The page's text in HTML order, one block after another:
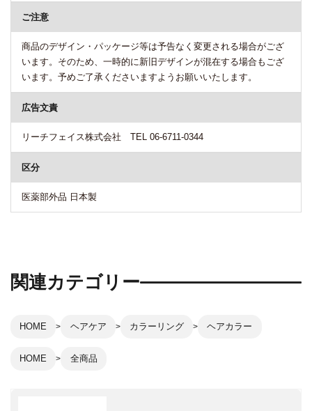
ご注意
商品のデザイン・パッケージ等は予告なく変更される場合がござ
います。そのため、一時的に新旧デザインが混在する場合もござ
います。予めご了承くださいますようお願いいたします。
広告文責
リーチフェイス株式会社 TEL 06-6711-0344
区分
医薬部外品 日本製
関連カテゴリー
HOME ヘアケア カラーリング ヘアカラー
HOME 全商品